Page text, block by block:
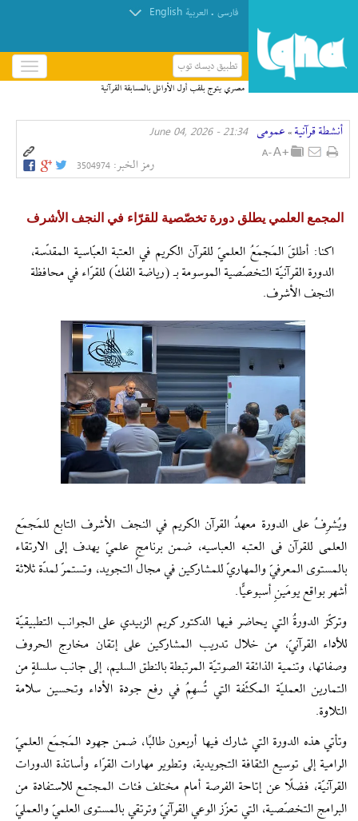
فارسی . العربیة English
تطبيق ديسك توب
باز
و
کردن
مصري يتوج بلقب أول الأوائل بالمسابقة القرآنية
أنشطة قرآنیة » عمومی 21:34 - June 04, 2026
رمز الخبر: 3504974
المجمع العلمي يطلق دورة تخصّصية للقرّاء في النجف الأشرف
اکنا: أطلقَ المَجمَعُ العلميّ للقرآن الكريم في العتبة العبّاسية المقدّسة،
الدورة القرآنيّة التخصّصية الموسومة بـ (رياضة الفكّ) للقرّاء في محافظة
النجف الأشرف.
ويُشرِفُ على الدورة معهدُ القرآن الكريم في النجف الأشرف التابع للمَجمَع
العلمی للقرآن فی العتبه العباسیه، ضمن برنامجٍ علميّ يهدف إلى الارتقاء
بالمستوى المعرفيّ والمهاريّ للمشاركين في مجال التجويد، وتستمرّ لمدّة ثلاثة
أشهر بواقع يومَينِ أسبوعيًّا.
وتركّز الدورةُ التي يحاضر فيها الدكتور كريم الزبيدي على الجوانب التطبيقيّة
للأداء القرآنيّ، من خلال تدريب المشاركين على إتقان مخارج الحروف
وصفاتها، وتنمية الذائقة الصوتيّة المرتبطة بالنطق السليم، إلى جانب سلسلةٍ من
التمارين العمليّة المكثّفة التي تُسهِمُ في رفع جودة الأداء وتحسين سلامة
التلاوة.
وتأتي هذه الدورة التي شارك فيها أربعون طالبًا، ضمن جهود المَجمَع العلميّ
الرامية إلى توسيع الثقافة التجويدية، وتطوير مهارات القرّاء وأساتذة الدورات
القرآنيّة، فضلًا عن إتاحة الفرصة أمام مختلف فئات المجتمع للاستفادة من
البرامج التخصّصية، التي تعزّز الوعي القرآنيّ وترتقي بالمستوى العلميّ والعمليّ